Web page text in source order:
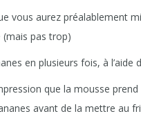
vous aurez préalablement
(mais pas trop)
en plusieurs fois, à l’aide
que la mousse
avant de la mettre au